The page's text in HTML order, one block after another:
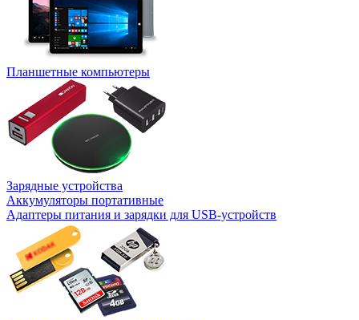
Планшетные компьютеры
Зарядные устройства
Аккумуляторы портативные
Адаптеры питания и зарядки для USB-устройств